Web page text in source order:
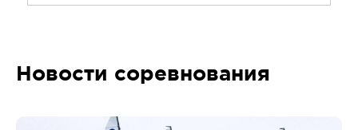
Новости соревнования